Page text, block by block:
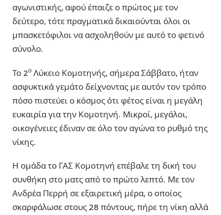
αγωνιστικής, αφού έπαιζε ο πρώτος με τον
δεύτερο, τότε πραγματικά δικαιούνται όλοι οι
μπασκετόφιλοι να ασχοληθούν με αυτό το φετινό
σύνολο.
Το 2ο Λύκειο Κομοτηνής, σήμερα Σάββατο, ήταν
ασφυκτικά γεμάτο δείχνοντας με αυτόν τον τρόπο
πόσο πιστεύει ο κόσμος ότι φέτος είναι η μεγάλη
ευκαιρία για την Κομοτηνή. Μικροί, μεγάλοι,
οικογένειες έδιναν σε όλο τον αγώνα το ρυθμό της
νίκης.
Η ομάδα το ΓΑΣ Κομοτηνή επέβαλε τη δική του
συνθήκη στο ματς από το πρώτο λεπτό. Με τον
Ανδρέα Περρή σε εξαιρετική μέρα, ο οποίος
σκαρφάλωσε στους 28 πόντους, πήρε τη νίκη αλλά